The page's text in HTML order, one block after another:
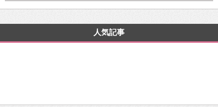
人気記事